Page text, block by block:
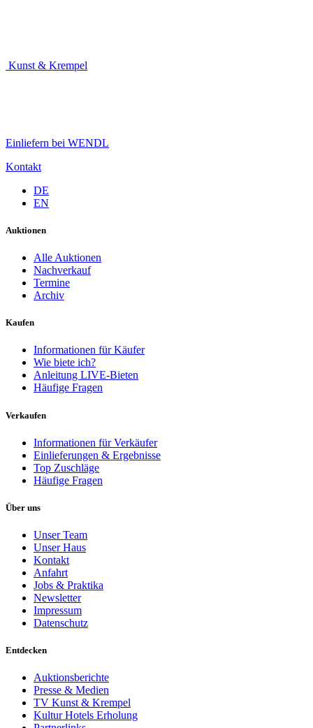
Kunst & Krempel
Einliefern bei WENDL
Kontakt
DE
EN
Auktionen
Alle Auktionen
Nachverkauf
Termine
Archiv
Kaufen
Informationen für Käufer
Wie biete ich?
Anleitung LIVE-Bieten
Häufige Fragen
Verkaufen
Informationen für Verkäufer
Einlieferungen & Ergebnisse
Top Zuschläge
Häufige Fragen
Über uns
Unser Team
Unser Haus
Kontakt
Anfahrt
Jobs & Praktika
Newsletter
Impressum
Datenschutz
Entdecken
Auktionsberichte
Presse & Medien
TV Kunst & Krempel
Kultur Hotels Erholung